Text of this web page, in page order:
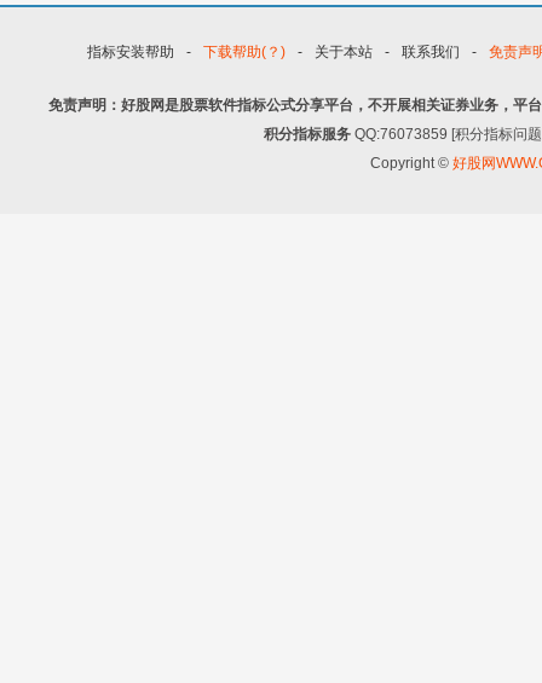
指标安装帮助 - 下载帮助(？) - 关于本站 - 联系我们 - 免责声
免责声明：好股网是股票软件指标公式分享平台，不开展相关证券业务，平
积分指标服务 QQ:76073859 [积分指标问
Copyright © 好股网